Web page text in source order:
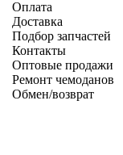
Оплата
Доставка
Подбор запчастей
Контакты
Оптовые продажи
Ремонт чемоданов
Обмен/возврат